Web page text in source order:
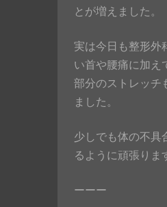
とが増えました。
実は今日も整形外
い首や腰痛に加え
部分のストレッチ
ました。
少しでも体の不具
るように頑張りま
ーーー